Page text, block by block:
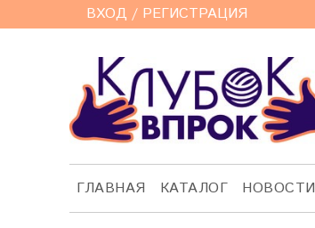
ВХОД / РЕГИСТРАЦИЯ
ГЛАВНАЯ КАТАЛОГ НОВОСТИ